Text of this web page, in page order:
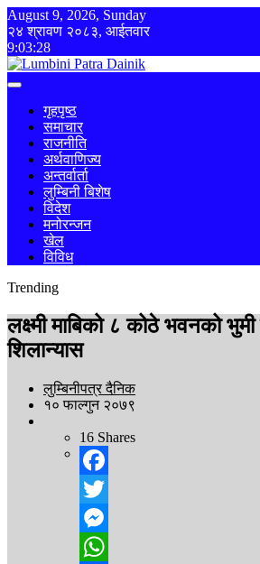
August 9, 2026, Sunday
२४ श्रावण २०८३, आईतवार
9:03:28
गृहपृष्ठ
समाचार
राजनीति
अर्थवाणिज्य
अन्तर्वार्ता
लुम्बिनी बिशेष
विदेश
मनोरन्जन
खेल
विविध
Trending
लक्ष्मी माबिको ८ कोठे भवनको
शिलान्यास
लुम्बिनीपत्र दैनिक
१० फाल्गुन २०७९
16 Shares
Facebook
Twitter
Messenger